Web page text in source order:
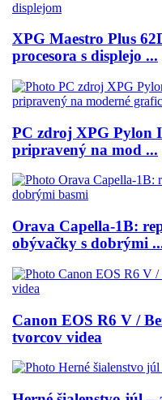
XPG Maestro Plus
procesora s displejo ...
PC zdroj XPG Pylon
pripravený na mod ...
Orava Capella-1B:
obývačky s dobrými
Canon EOS R6 V /
tvorcov videa